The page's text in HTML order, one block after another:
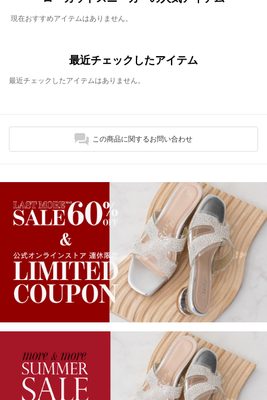
現在おすすめアイテムはありません。
最近チェックしたアイテム
最近チェックしたアイテムはありません。
この商品に関するお問い合わせ